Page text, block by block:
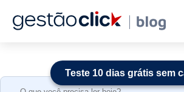
Search
Teste 10 dias grátis sem